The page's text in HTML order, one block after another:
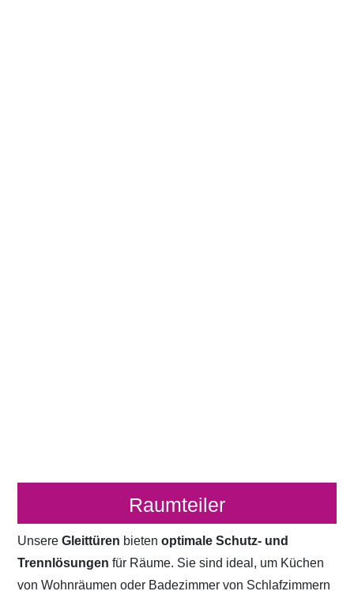
Raumteiler
UnsereGleittüren bietenoptimale Schutz- und
Trennlösungen für Räume. Sie sind ideal, um Küchen
von Wohnräumen oder Badezimmer von Schlafzimmern